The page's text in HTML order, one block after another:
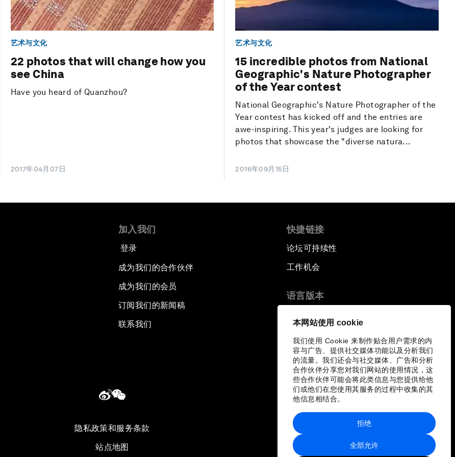
本网站使用 cookie
我们使用 Cookie 来制作贴合用户需求的内
容与广告、提供社交媒体功能以及分析我们
的流量。我们还会与社交媒体、广告和分析
合作伙伴分享您对我们网站的使用情况，这
些合作伙伴可能会将此类信息与您提供给他
们或他们在您使用其服务的过程中收集的其
他信息相结合。
全部允许
拒绝
艺术与文化
22 photos that will change how you
see China
Have you heard of Quanzhou?
2017年04月07日
艺术与文化
15 incredible photos from National
Geographic's Nature Photographer
of the Year contest
National Geographic's Nature Photographer of the
Year contest has kicked off and the entries are
awe-inspiring. This year's judges are looking for
photos that showcase the "diverse natura...
2016年09月15日
加入我们
登录
成为我们的合作伙伴
成为我们的会员
订阅我们的新闻稿
联系我们
快捷链接
论坛可持续性
工作机会
语言版本
隐私政策和服务条款
站点地图